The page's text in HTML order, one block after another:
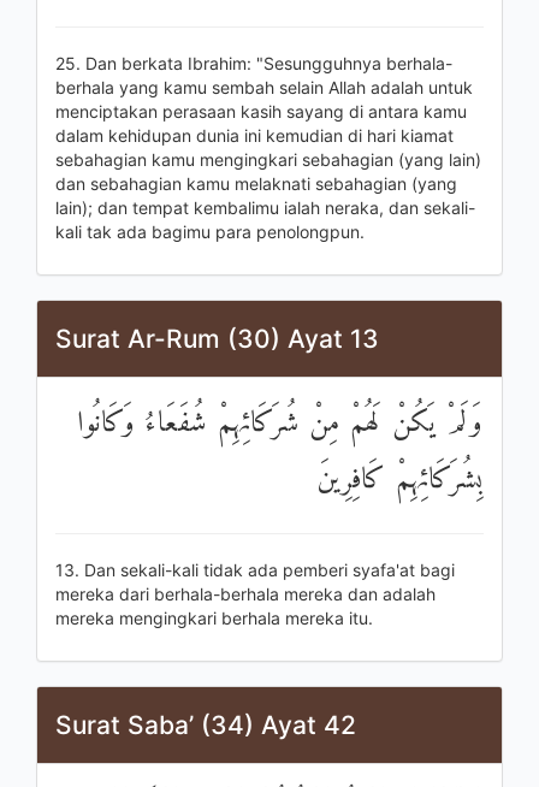
25. Dan berkata Ibrahim: "Sesungguhnya berhala-
berhala yang kamu sembah selain Allah adalah untuk
menciptakan perasaan kasih sayang di antara kamu
dalam kehidupan dunia ini kemudian di hari kiamat
sebahagian kamu mengingkari sebahagian (yang lain)
dan sebahagian kamu melaknati sebahagian (yang
lain); dan tempat kembalimu ialah neraka, dan sekali-
kali tak ada bagimu para penolongpun.
Surat Ar-Rum (30) Ayat 13
وَلَمْ يَكُنْ لَهُمْ مِنْ شُرَكَائِهِمْ شُفَعَاءُ وَكَانُوا
بِشُرَكَائِهِمْ كَافِرِينَ
13. Dan sekali-kali tidak ada pemberi syafa'at bagi
mereka dari berhala-berhala mereka dan adalah
mereka mengingkari berhala mereka itu.
Surat Saba’ (34) Ayat 42